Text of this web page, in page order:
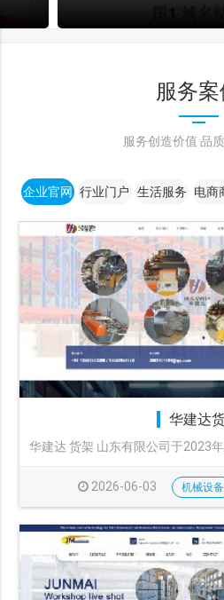
服务案
服务创造价值 品
企业官网 行业门户 生活服务 电商
华建达
华建达 货架 山东有限公司于2023年
2026-06-03 机械设备